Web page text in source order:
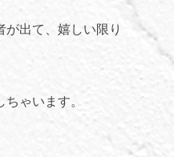
出て、嬉しい限り
ゃいます。